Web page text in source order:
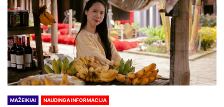
MAŽEIKIAI NAUDINGA INFORMACIJA